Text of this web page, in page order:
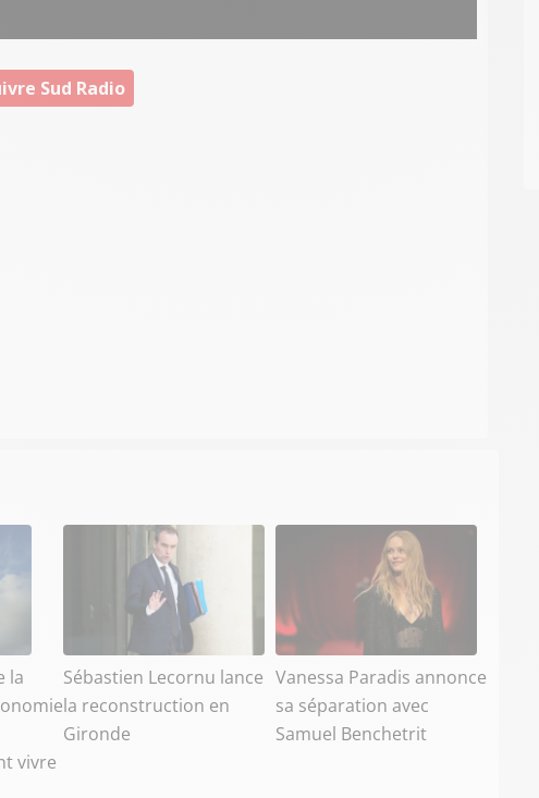
Sud Radio
la
vivre
Sébastien Lecornu lance
la reconstruction en
Gironde
Vanessa Paradis annonce
sa séparation avec
Samuel Benchetrit